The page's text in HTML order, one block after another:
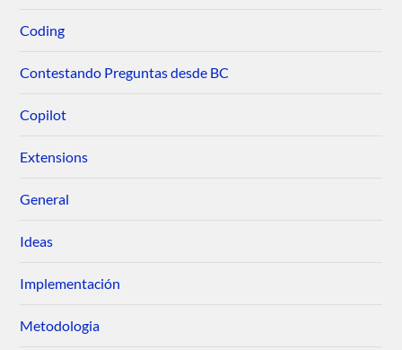
Coding
Contestando Preguntas desde BC
Copilot
Extensions
General
Ideas
Implementación
Metodologia